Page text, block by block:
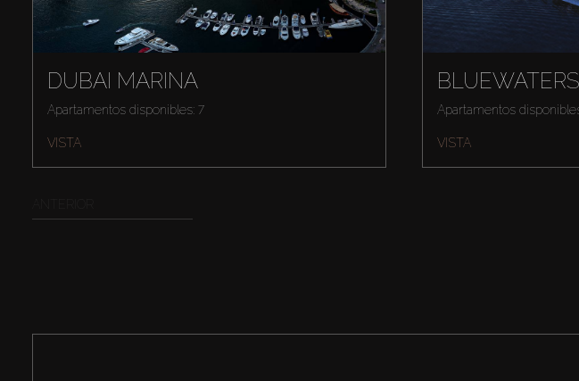
DUBAI MARINA
Apartamentos disponibles: 7
VISTA
Apartamentos
VISTA